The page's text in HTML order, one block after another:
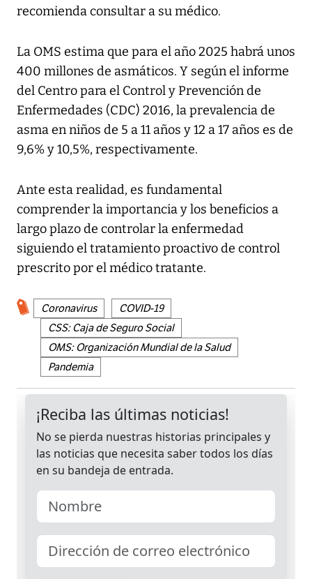
recomienda consultar a su médico.
La OMS estima que para el año 2025 habrá unos
400 millones de asmáticos. Y según el informe
del Centro para el Control y Prevención de
Enfermedades (CDC) 2016, la prevalencia de
asma en niños de 5 a 11 años y 12 a 17 años es de
9,6% y 10,5%, respectivamente.
Ante esta realidad, es fundamental
comprender la importancia y los beneficios a
largo plazo de controlar la enfermedad
siguiendo el tratamiento proactivo de control
prescrito por el médico tratante.
Coronavirus
COVID-19
CSS: Caja de Seguro Social
OMS: Organización Mundial de la Salud
Pandemia